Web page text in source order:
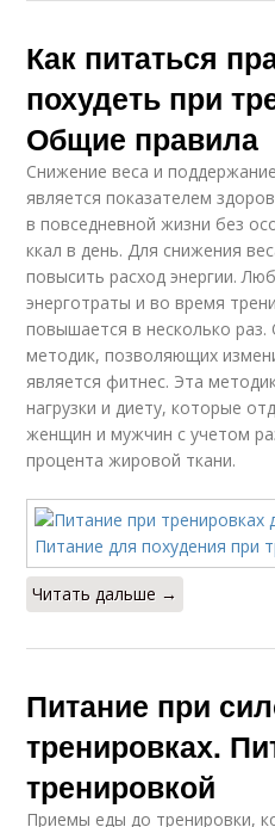
Как питаться
похудеть при
Общие правила
Снижение веса и
является показателем
в повседневной жизни без
ккал в день. Для снижения
повысить расход энергии.
энерготраты и во время
повышается в несколько
методик, позволяющих
является фитнес. Эта
нагрузки и диету, которые
женщин и мужчин с учетом
процента жировой ткани.
Читать дальше →
Питание при
тренировках.
тренировкой
Приемы еды до тренировки,